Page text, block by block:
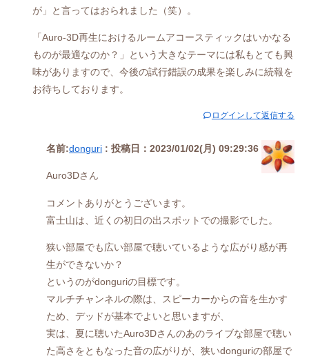
が」と言ってはおられました（笑）。
「Auro-3D再生におけるルームアコースティックはいかなる
ものが最適なのか？」という大きなテーマには私もとても興
味がありますので、今後の試行錯誤の成果を楽しみに続報を
お待ちしております。
ログインして返信する
名前:donguri : 投稿日：2023/01/02(月) 09:29:36
Auro3Dさん
コメントありがとうございます。
富士山は、近くの初日の出スポットでの撮影でした。
狭い部屋でも広い部屋で聴いているような広がり感が再
生ができないか？
というのがdonguriの目標です。
マルチチャンネルの際は、スピーカーからの音を生かす
ため、デッドが基本でよいと思いますが、
実は、夏に聴いたAuro3Dさんのあのライブな部屋で聴い
た高さをともなった音の広がりが、狭いdonguriの部屋で